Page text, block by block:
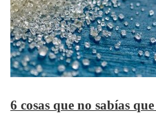
6 cosas que no sabías